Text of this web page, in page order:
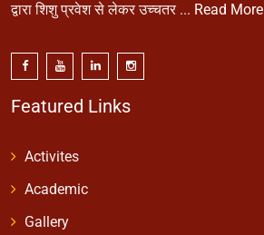
द्वारा शिशु प्रवेश से लेकर उच्चतर ... Read More
Featured Links
Activites
Academic
Gallery